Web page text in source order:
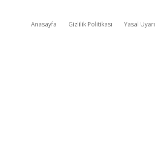
Anasayfa Gizlilik Politikası Yasal Uyarı